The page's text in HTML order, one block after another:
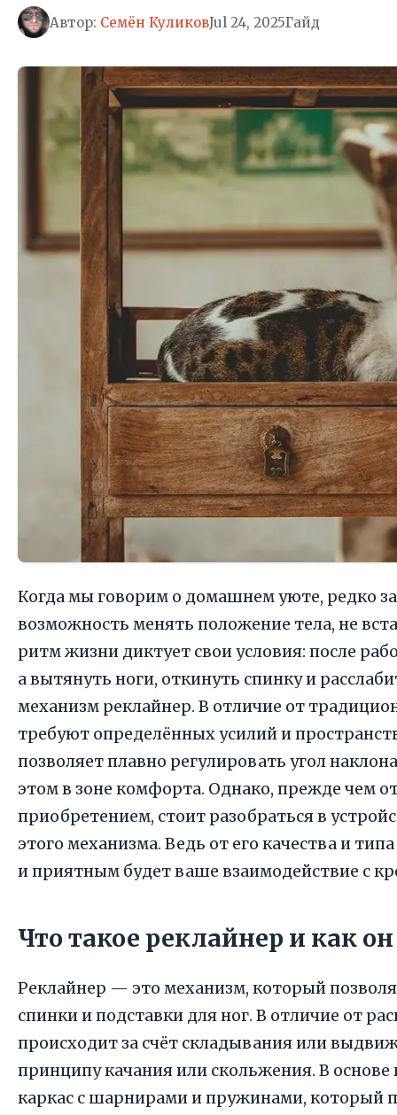
Автор: Семён КуликовJul 24, 2025Гайд
Когда мы говорим о домашнем уюте, редко
возможность менять положение тела, не
ритм жизни диктует свои условия: после
а вытянуть ноги, откинуть спинку и
механизм реклайнер. В отличие от
требуют определённых усилий и
позволяет плавно регулировать угол
этом в зоне комфорта. Однако, прежде чем
приобретением, стоит разобраться в
этого механизма. Ведь от его качества и
и приятным будет ваше взаимодействие с
Что такое реклайнер и как
Реклайнер — это механизм, который
спинки и подставки для ног. В отличие от
происходит за счёт складывания или
принципу качания или скольжения. В
каркас с шарнирами и пружинами, который